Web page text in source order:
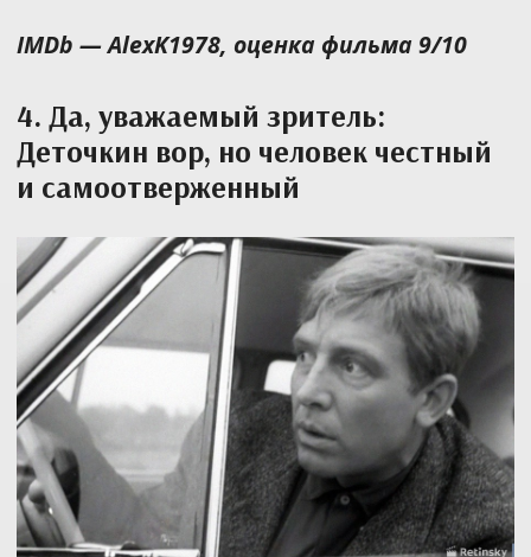
IMDb — AlexK1978, оценка фильма 9/10
4. Да, уважаемый зритель:
Деточкин вор, но человек честный
и самоотверженный